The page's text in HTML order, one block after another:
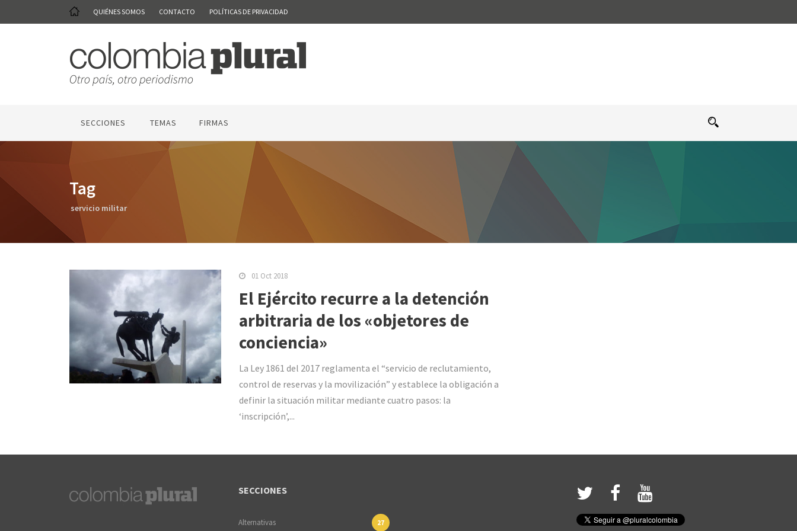
QUIÉNES SOMOS CONTACTO POLÍTICAS DE PRIVACIDAD
SECCIONES TEMAS FIRMAS
Tag
servicio militar
01 Oct 2018
El Ejército recurre a la detención
arbitraria de los «objetores de
conciencia»
La Ley 1861 del 2017 reglamenta el “servicio de reclutamiento,
control de reservas y la movilización” y establece la obligación a
definir la situación militar mediante cuatro pasos: la
‘inscripción’,...
SECCIONES
Alternativas 27